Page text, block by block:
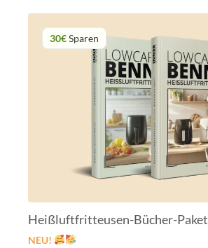
30€Sparen
Heißluftfritteusen-Bücher-Paket
NEU!